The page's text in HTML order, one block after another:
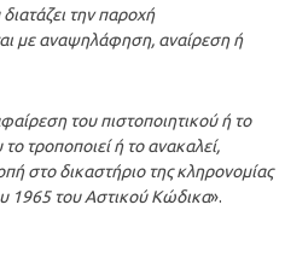
την παροχή
με αναψηλάφηση, αναίρεση ή
του πιστοποιητικού ή το
τροποποιεί ή το ανακαλεί,
στο δικαστήριο της κληρονομίας
1965 του Αστικού Κώδικα».